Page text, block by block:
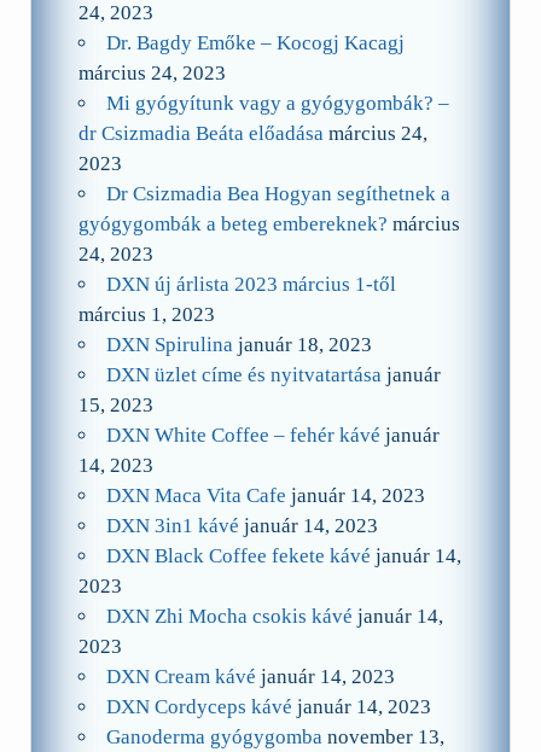
24, 2023
Dr. Bagdy Emőke – Kocogj Kacagj
március 24, 2023
Mi gyógyítunk vagy a gyógygombák? –
dr Csizmadia Beáta előadása március 24,
2023
Dr Csizmadia Bea Hogyan segíthetnek a
gyógygombák a beteg embereknek? március
24, 2023
DXN új árlista 2023 március 1-től
március 1, 2023
DXN Spirulina január 18, 2023
DXN üzlet címe és nyitvatartása január
15, 2023
DXN White Coffee – fehér kávé január
14, 2023
DXN Maca Vita Cafe január 14, 2023
DXN 3in1 kávé január 14, 2023
DXN Black Coffee fekete kávé január 14,
2023
DXN Zhi Mocha csokis kávé január 14,
2023
DXN Cream kávé január 14, 2023
DXN Cordyceps kávé január 14, 2023
Ganoderma gyógygomba november 13,